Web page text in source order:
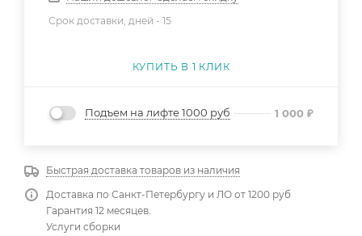
Срок доставки, дней - 15
КУПИТЬ В 1 КЛИК
Подъем на лифте 1000 руб 1 000 ₽
Быстрая доставка товаров из наличия
Доставка по Санкт-Петербургу и ЛО от 1200 руб
Гарантия 12 месяцев.
Услуги сборки